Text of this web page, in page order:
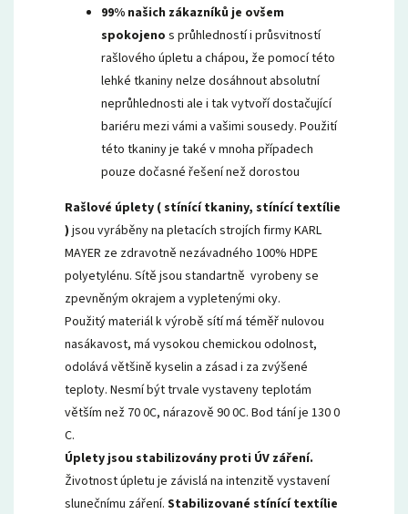
99% našich zákazníků je ovšem
spokojeno s průhledností i průsvitností
rašlového úpletu a chápou, že pomocí této
lehké tkaniny nelze dosáhnout absolutní
neprůhlednosti ale i tak vytvoří dostačující
bariéru mezi vámi a vašimi sousedy. Použití
této tkaniny je také v mnoha případech
pouze dočasné řešení než dorostou
Rašlové úplety ( stínící tkaniny, stínící textílie
) jsou vyráběny na pletacích strojích firmy KARL
MAYER ze zdravotně nezávadného 100% HDPE
polyetylénu. Sítě jsou standartně vyrobeny se
zpevněným okrajem a vypletenými oky.
Použitý materiál k výrobě sítí má téměř nulovou
nasákavost, má vysokou chemickou odolnost,
odolává většině kyselin a zásad i za zvýšené
teploty. Nesmí být trvale vystaveny teplotám
větším než 70 0C, nárazově 90 0C. Bod tání je 130 0
C.
Úplety jsou stabilizovány proti ÚV záření.
Životnost úpletu je závislá na intenzitě vystavení
slunečnímu záření. Stabilizované stínící textílie